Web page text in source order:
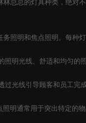
总总的灯具种类，绝对
照明和焦点照明。每种
明光线、舒适和均匀的
过光线引导顾客和员工
明通常用于突出特定的